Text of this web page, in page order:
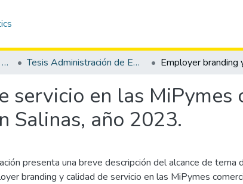
Carrera de Administración de Empresas Tesis Administración de Empresas
en las MiPymes
Salinas, año 2023.
presenta una breve descripción del alcance de tema
branding y calidad de servicio en las MiPymes